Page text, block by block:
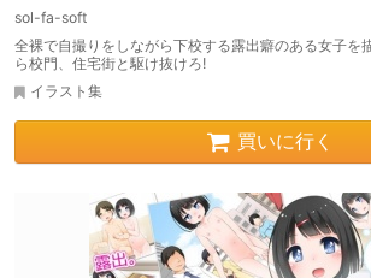
sol-fa-soft
全裸で自撮りをしながら下校する露出癖のある女子を
ら校門、住宅街と駆け抜けろ!
イラスト集
買いに行く